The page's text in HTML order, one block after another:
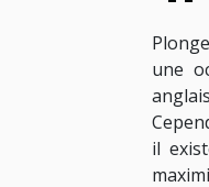
une
il